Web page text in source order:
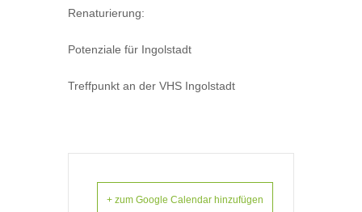
Renaturierung:
Potenziale für Ingolstadt
Treffpunkt an der VHS Ingolstadt
+ zum Google Calendar hinzufügen